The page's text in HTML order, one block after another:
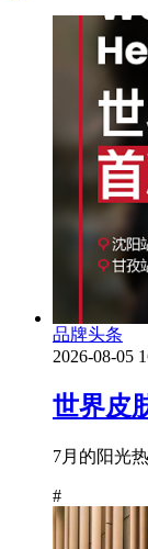
品牌头条
2026-08-05
世界皮
7月的阳光
#